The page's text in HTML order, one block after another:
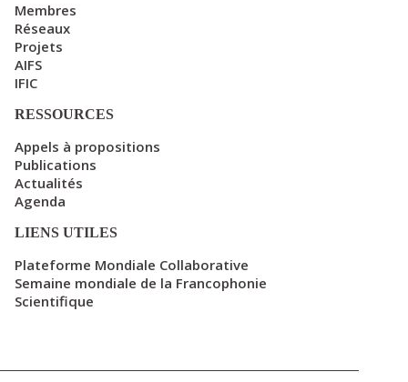
Membres
Réseaux
Projets
AIFS
IFIC
RESSOURCES
Appels à propositions
Publications
Actualités
Agenda
LIENS UTILES
Plateforme Mondiale Collaborative
Semaine mondiale de la Francophonie
Scientifique